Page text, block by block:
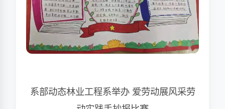
系部动态林业工程系举办 爱劳动展风采劳